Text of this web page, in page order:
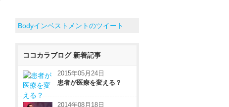
Bodyインベストメントのツイート
ココカラブログ 新着記事
2015年05月24日
患者が医療を変える？
2014年08月18日